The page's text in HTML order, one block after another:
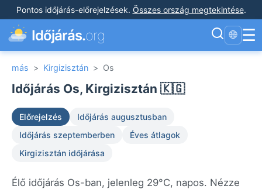
Pontos időjárás-előrejelzések. Összes ország megtekintése.
Időjárás.org 🌐 ☰
más > Kirgizisztán > Os
Időjárás Os, Kirgizisztán 🇰🇬
Előrejelzés
Időjárás augusztusban
Időjárás szeptemberben
Éves átlagok
Kirgizisztán időjárása
Élő időjárás Os-ban, jelenleg 29°C, napos. Nézze